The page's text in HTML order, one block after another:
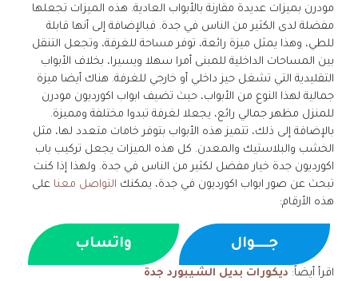
مودرن بميزات عديدة مقارنة بالأبواب العادية. هذه الميزات تجعلها
مفضلة لدى الكثير من الناس في جدة. فبالإضافة إلى أنها قابلة
للطي، وهذا يمثل ميزة رائعة، توفر مساحة للغرفة، وتجعل التنقل
بين المساحات الداخلية للمبنى أمرا سهلا ويسيرا، بخلاف الأبواب
التقليدية التي تشغل حيز داخلي أو خارجي للغرفة. هناك أيضا ميزة
جمالية لهذا النوع من الأبواب، حيث تضيف ابواب اكورديون مودرن
للمنزل مظهر جمالي رائع، يجعلا لغرفة تبدوا مختلفة ومميزة.
بالإضافة إلى ذلك، تتميز هذه الأبواب بتوفر خامات متعدد لها، مثل
الخشب والبلاستيك والمعدن. كل هذه الميزات يجعل تركيب باب
اكورديون جدة خيار مفضل لكثير من الناس في جدة. ولهذا إذا كنت
تبحث عن صور ابواب اكورديون في جدة، يمكنك التواصل معنا على
هذه الأرقام:
جــــوال واتساب
اقرأ أيضاً: ديكورات بديل الشيبورد جدة